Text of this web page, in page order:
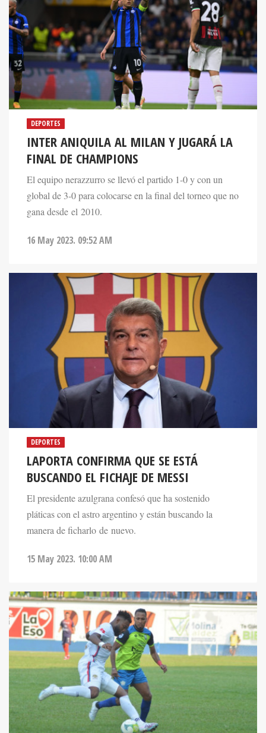
DEPORTES
INTER ANIQUILA AL MILAN Y JUGARÁ LA
FINAL DE CHAMPIONS
El equipo nerazzurro se llevó el partido 1-0 y con un
global de 3-0 para colocarse en la final del torneo que no
gana desde el 2010.
16 May 2023. 09:52 AM
DEPORTES
LAPORTA CONFIRMA QUE SE ESTÁ
BUSCANDO EL FICHAJE DE MESSI
El presidente azulgrana confesó que ha sostenido
pláticas con el astro argentino y están buscando la
manera de ficharlo de nuevo.
15 May 2023. 10:00 AM